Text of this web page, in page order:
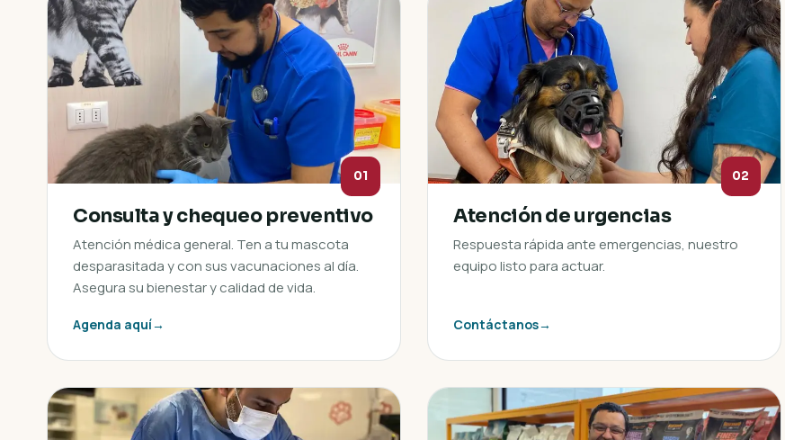
01
Consulta y chequeo preventivo
Atención médica general. Ten a tu mascota
desparasitada y con sus vacunaciones al día.
Asegura su bienestar y calidad de vida.
Agenda aquí→
02
Atención de urgencias
Respuesta rápida ante emergencias, nuestro
equipo listo para actuar.
Contáctanos→